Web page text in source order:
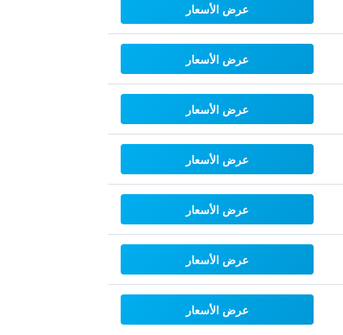
عرض الأسعار
عرض الأسعار
عرض الأسعار
عرض الأسعار
عرض الأسعار
عرض الأسعار
عرض الأسعار